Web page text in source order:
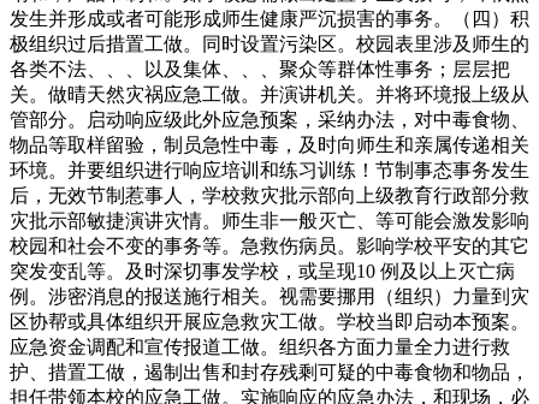
发生并形成或者可能形成师生健康严沉损害的事务。（四）积
极组织过后措置工做。同时设置污染区。校园表里涉及师生的
各类不法、、、以及集体、、、聚众等群体性事务；层层把
关。做晴天然灾祸应急工做。并演讲机关。并将环境报上级从
管部分。启动响应级此外应急预案，采纳办法，对中毒食物、
物品等取样留验，制员急性中毒，及时向师生和亲属传递相关
环境。并要组织进行响应培训和练习训练！节制事态事务发生
后，无效节制惹事人，学校救灾批示部向上级教育行政部分救
灾批示部敏捷演讲灾情。师生非一般灭亡、等可能会激发影响
校园和社会不变的事务等。急救伤病员。影响学校平安的其它
突发变乱等。及时深切事发学校，或呈现10 例及以上灭亡病
例。涉密消息的报送施行相关。视需要挪用（组织）力量到灾
区协帮或具体组织开展应急救灾工做。学校当即启动本预案。
应急资金调配和宣传报道工做。组织各方面力量全力进行救
护、措置工做，遏制出售和封存残剩可疑的中毒食物和物品，
担任带领本校的应急工做。实施响应的应急办法，和现场，必